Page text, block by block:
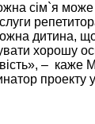
сім`я може
дитина,
хорошу
– каже
проекту